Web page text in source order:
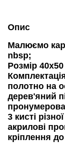
Опис
Малюємо
nbsp;
Розмір 40х50
полотно на
дерев'яний
3 кисті
акрилові
кріплення